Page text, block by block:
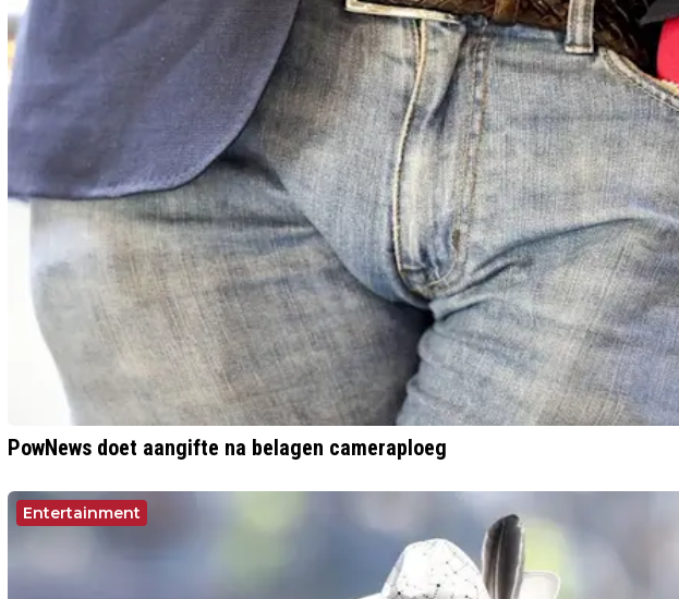
PowNews doet aangifte na belagen cameraploeg
Entertainment